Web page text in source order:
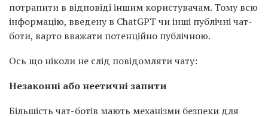
потрапити в відповіді іншим користувачам. Тому всю
інформацію, введену в ChatGPT чи інші публічні чат-
боти, варто вважати потенційно публічною.
Ось що ніколи не слід повідомляти чату:
Незаконні або неетичні запити
Більшість чат-ботів мають механізми безпеки для